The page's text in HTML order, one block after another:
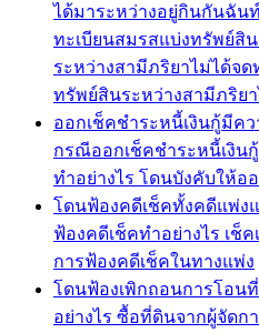
ได้มาระหว่างอยู่กินกันฉัน
ทะเบียนสมรสแบ่งทรัพย์สิ
ระหว่างสามีภริยาไม่ได้จด
ทรัพย์สินระหว่างสามีภริย
ออกเช็คชำระหนี้เงินกู้มีค
กรณีออกเช็คชำระหนี้เงิน
ทำอย่างไร โดนบังคับให้อ
โดนฟ้องคดีเช็คทั้งคดีแพ่ง
ฟ้องคดีเช็คทำอย่างไร เช็ค
การฟ้องคดีเช็คในทางแพ่ง
โดนฟ้องเพิกถอนการโอน
อย่างไร ซื้อที่ดินจากผู้จัด